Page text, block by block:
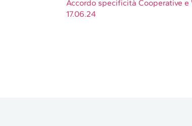
Accordo specificità Cooperative
17.06.24